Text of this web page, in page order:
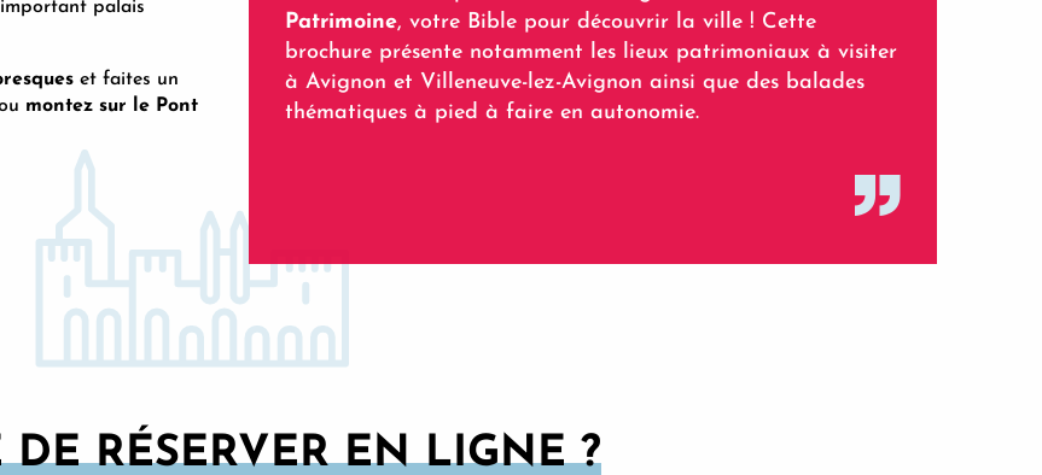
palais
et faites un
montez sur le Pont
Patrimoine, votre Bible pour découvrir la ville ! Cette
brochure présente notamment les lieux patrimoniaux à visiter
à Avignon et Villeneuve-lez-Avignon ainsi que des balades
thématiques à pied à faire en autonomie.
RÉSERVER EN LIGNE ?